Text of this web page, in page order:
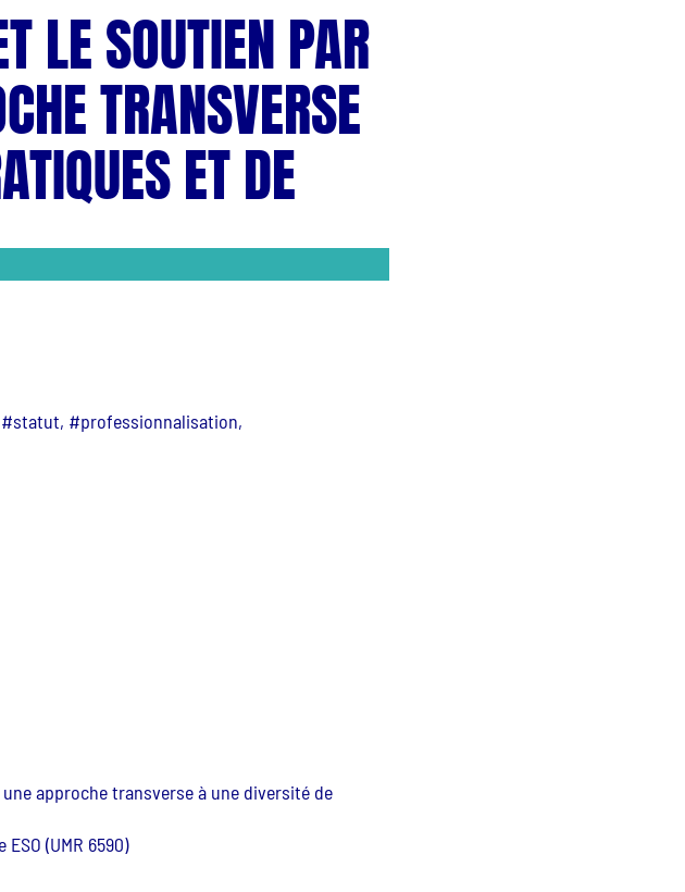
LE SOUTIEN PAR
TRANSVERSE
ET DE
#professionnalisation,
approche transverse à une diversité de
(UMR 6590)